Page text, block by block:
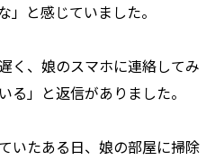
」と感じていました。
く、娘のスマホに連絡してみ
る」と返信がありました。
いたある日、娘の部屋に掃除